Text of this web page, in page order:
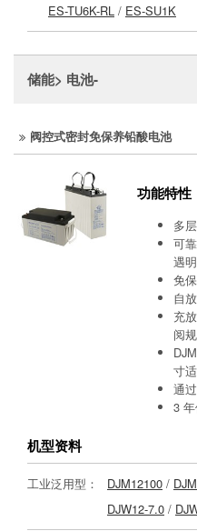
ES-TU6K-RL / ES-SU1K
储能> 电池-
阀控式密封免保养铅酸电池
功能特性
多
可
遇
免
自
充
阅
寸
通
3
机型资料
工业泛用型： DJM12100 /
DJW12-7.0 /